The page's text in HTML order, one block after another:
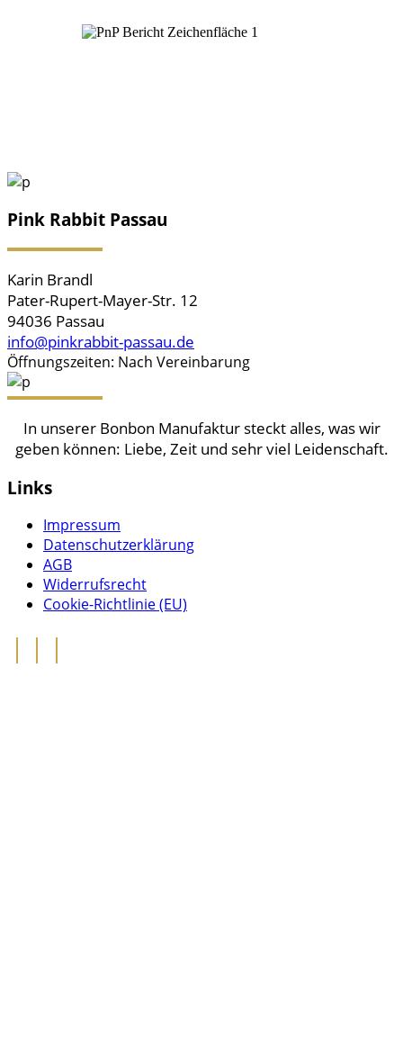
Pink Rabbit Passau
Karin Brandl
Pater-Rupert-Mayer-Str. 12
94036 Passau
info@pinkrabbit-passau.de
Öffnungszeiten: Nach Vereinbarung
In unserer Bonbon Manufaktur steckt alles, was wir
geben können: Liebe, Zeit und sehr viel Leidenschaft.
Links
Impressum
Datenschutzerklärung
AGB
Widerrufsrecht
Cookie-Richtlinie (EU)